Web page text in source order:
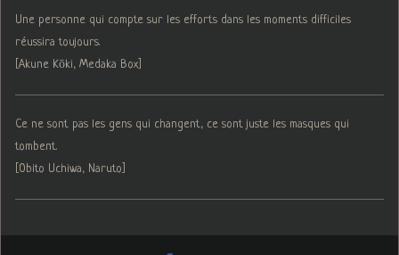
Une personne qui compte sur les efforts dans les moments difficiles
réussira toujours.
[Akune Kōki, Medaka Box]
Ce ne sont pas les gens qui changent, ce sont juste les masques qui
tombent.
[Obito Uchiwa, Naruto]